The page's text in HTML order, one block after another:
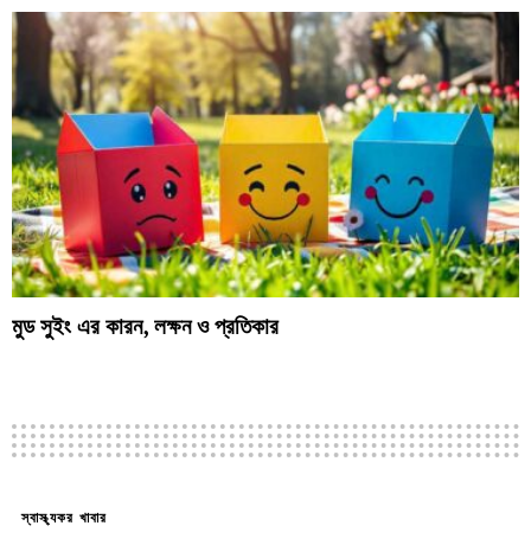
মুড সুইং এর কারন, লক্ষন ও প্রতিকার
স্বাস্থ্যকর খাবার